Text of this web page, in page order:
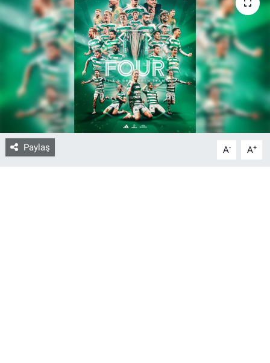
Paylaş A- A+
MANŞET
RESMİ İLANLAR
İLAN
Bize ulaşın
İletişim/Künye